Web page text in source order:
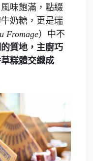
味飽滿，點綴
奶糖，更是瑞
Fromage）中不
質地，主廚巧
糕體交織成